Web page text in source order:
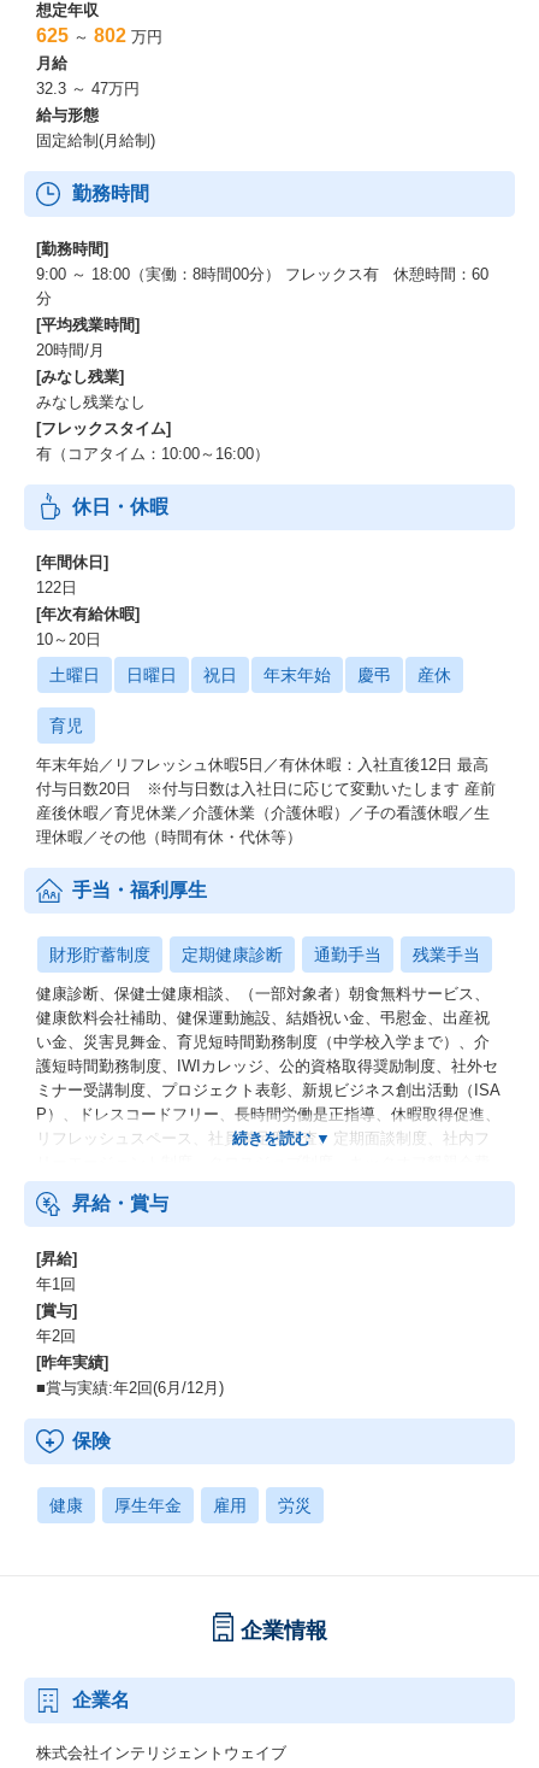
想定年収
625 ～ 802 万円
月給
32.3 ～ 47万円
給与形態
固定給制(月給制)
勤務時間
[勤務時間]
9:00 ～ 18:00（実働：8時間00分） フレックス有 休憩時間：60
分
[平均残業時間]
20時間/月
[みなし残業]
みなし残業なし
[フレックスタイム]
有（コアタイム：10:00～16:00）
休日・休暇
[年間休日]
122日
[年次有給休暇]
10～20日
土曜日 日曜日 祝日 年末年始 慶弔 産休
育児
年末年始／リフレッシュ休暇5日／有休休暇：入社直後12日 最高
付与日数20日 ※付与日数は入社日に応じて変動いたします 産前
産後休暇／育児休業／介護休業（介護休暇）／子の看護休暇／生
理休暇／その他（時間有休・代休等）
手当・福利厚生
財形貯蓄制度 定期健康診断 通勤手当 残業手当
健康診断、保健士健康相談、（一部対象者）朝食無料サービス、
健康飲料会社補助、健保運動施設、結婚祝い金、弔慰金、出産祝
い金、災害見舞金、育児短時間勤務制度（中学校入学まで）、介
護短時間勤務制度、IWIカレッジ、公的資格取得奨励制度、社外セ
ミナー受講制度、プロジェクト表彰、新規ビジネス創出活動（ISA
P）、ドレスコードフリー、長時間労働是正指導、休暇取得促進、
リフレッシュスペース、社員満足度調査、定期面談制度、社内フ
用補助、健康保険組合保養所、Fika（お茶会）、社員持株会、生
命・損害保険
昇給・賞与
[昇給]
年1回
[賞与]
年2回
[昨年実績]
■賞与実績:年2回(6⽉/12⽉)
保険
健康 厚生年金 雇用 労災
企業情報
企業名
株式会社インテリジェントウェイブ